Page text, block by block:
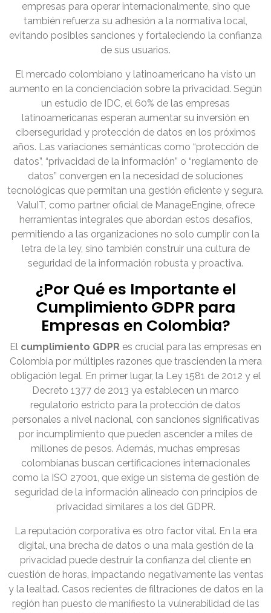
empresas para operar internacionalmente, sino que
también refuerza su adhesión a la normativa local,
evitando posibles sanciones y fortaleciendo la confianza
de sus usuarios.
El mercado colombiano y latinoamericano ha visto un
aumento en la concienciación sobre la privacidad. Según
un estudio de IDC, el 60% de las empresas
latinoamericanas esperan aumentar su inversión en
ciberseguridad y protección de datos en los próximos
años. Las variaciones semánticas como “protección de
datos”, “privacidad de la información” o “reglamento de
datos” convergen en la necesidad de soluciones
tecnológicas que permitan una gestión eficiente y segura.
ValuIT, como partner oficial de ManageEngine, ofrece
herramientas integrales que abordan estos desafíos,
permitiendo a las organizaciones no solo cumplir con la
letra de la ley, sino también construir una cultura de
seguridad de la información robusta y proactiva.
¿Por Qué es Importante el
Cumplimiento GDPR para
Empresas en Colombia?
El cumplimiento GDPR es crucial para las empresas en
Colombia por múltiples razones que trascienden la mera
obligación legal. En primer lugar, la Ley 1581 de 2012 y el
Decreto 1377 de 2013 ya establecen un marco
regulatorio estricto para la protección de datos
personales a nivel nacional, con sanciones significativas
por incumplimiento que pueden ascender a miles de
millones de pesos. Además, muchas empresas
colombianas buscan certificaciones internacionales
como la ISO 27001, que exige un sistema de gestión de
seguridad de la información alineado con principios de
privacidad similares a los del GDPR.
La reputación corporativa es otro factor vital. En la era
digital, una brecha de datos o una mala gestión de la
privacidad puede destruir la confianza del cliente en
cuestión de horas, impactando negativamente las ventas
y la lealtad. Casos recientes de filtraciones de datos en la
región han puesto de manifiesto la vulnerabilidad de las